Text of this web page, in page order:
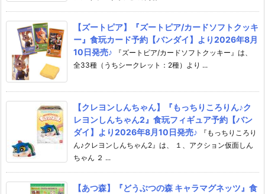
【ズートピア】『ズートピア/カードソフトクッキ
ー』食玩カード予約【バンダイ】より2026年8月
10日発売♪
『ズートピア/カードソフトクッキー』は、
全33種（うちシークレット：2種）より ...
【クレヨンしんちゃん】『もっちりころりん♪ク
レヨンしんちゃん2』食玩フィギュア予約【バン
ダイ】より2026年8月10日発売♪
『もっちりころり
ん♪クレヨンしんちゃん2』は、 １、アクション仮面しん
ちゃん ２ ...
【あつ森】『どうぶつの森 キャラマグネッツ』食